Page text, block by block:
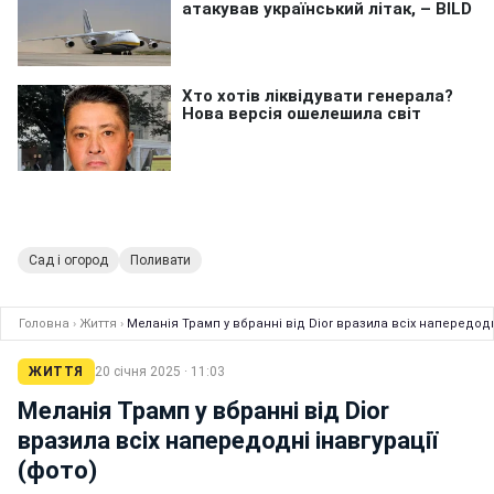
Сад і огород Поливати
Головна › Життя › Меланія Трамп у вбранні від Dior вразила всіх
ЖИТТЯ 20 січня 2025 · 11:03
Меланія Трамп у вбранні від Dior
вразила всіх напередодні інавгурації
(фото)